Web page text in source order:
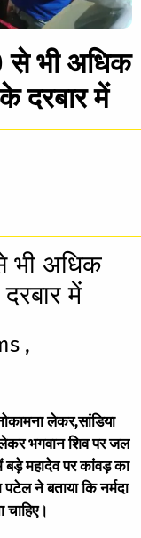
से भी अधिक
दरबार में
भी अधिक
में
,
लेकर,सांडिया
भगवान शिव पर जल
महादेव पर कांवड़ का
ने बताया कि नर्मदा